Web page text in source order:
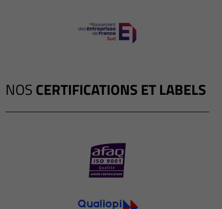
NOSCERTIFICATIONS ET LABELS